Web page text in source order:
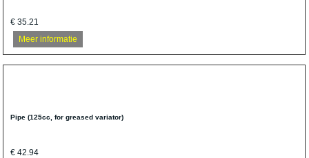
€ 35.21
Meer informatie
Pipe (125cc, for greased variator)
€ 42.94